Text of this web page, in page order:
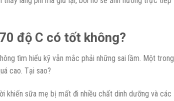
độ C có tốt không?
tìm hiểu kỹ vẫn mắc phải những sai lầm. Một trong
cao. Tại sao?
khiến sữa mẹ bị mất đi nhiều chất dinh dưỡng và các